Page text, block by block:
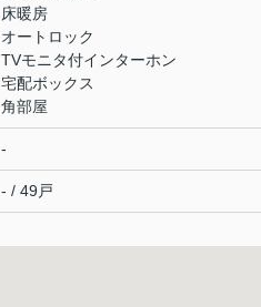
床暖房
オートロック
TVモニタ付インターホン
宅配ボックス
角部屋
-
- / 49戸